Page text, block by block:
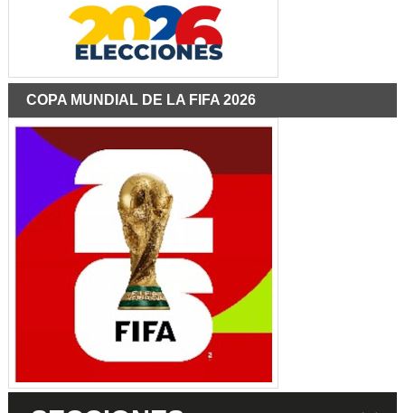
COPA MUNDIAL DE LA FIFA 2026